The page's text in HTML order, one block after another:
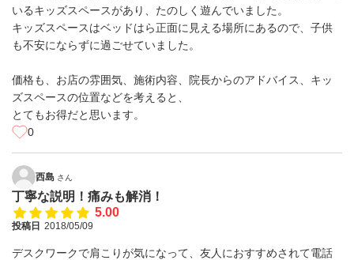
いるキッズスペースがあり、たのしく遊んでいました。
キッズスペースはベッドはら正面に見える場所にあるので、子供
も不安にならずに過ごせていました。
価格も、お店の雰囲気、施術内容、院長からのアドバイス、キッ
ズスペースの位置などを考えると、
とてもお得だと思います。
0
西島 さん
丁寧な説明！痛みも解消！
5.00
投稿日 2018/05/09
デスクワークで肩こりが気になって、友人におすすめされて電話